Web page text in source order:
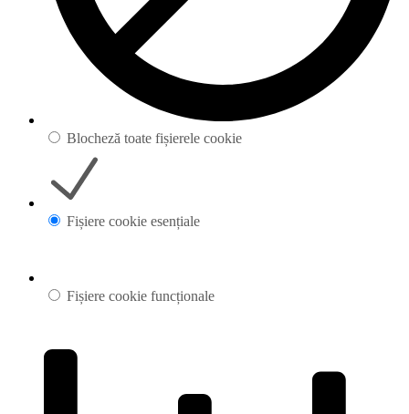
Blocheză toate fișierele cookie
Fișiere cookie esențiale
Fișiere cookie funcționale